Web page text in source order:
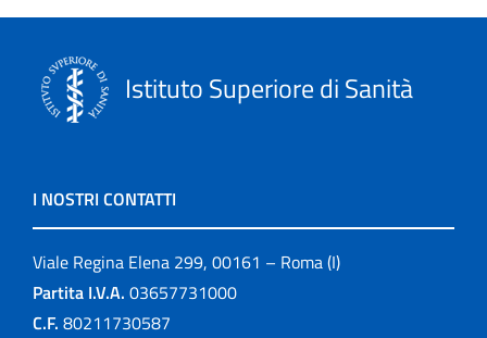
Istituto Superiore di Sanità
I NOSTRI CONTATTI
Viale Regina Elena 299, 00161 – Roma (I)
Partita I.V.A. 03657731000
C.F. 80211730587